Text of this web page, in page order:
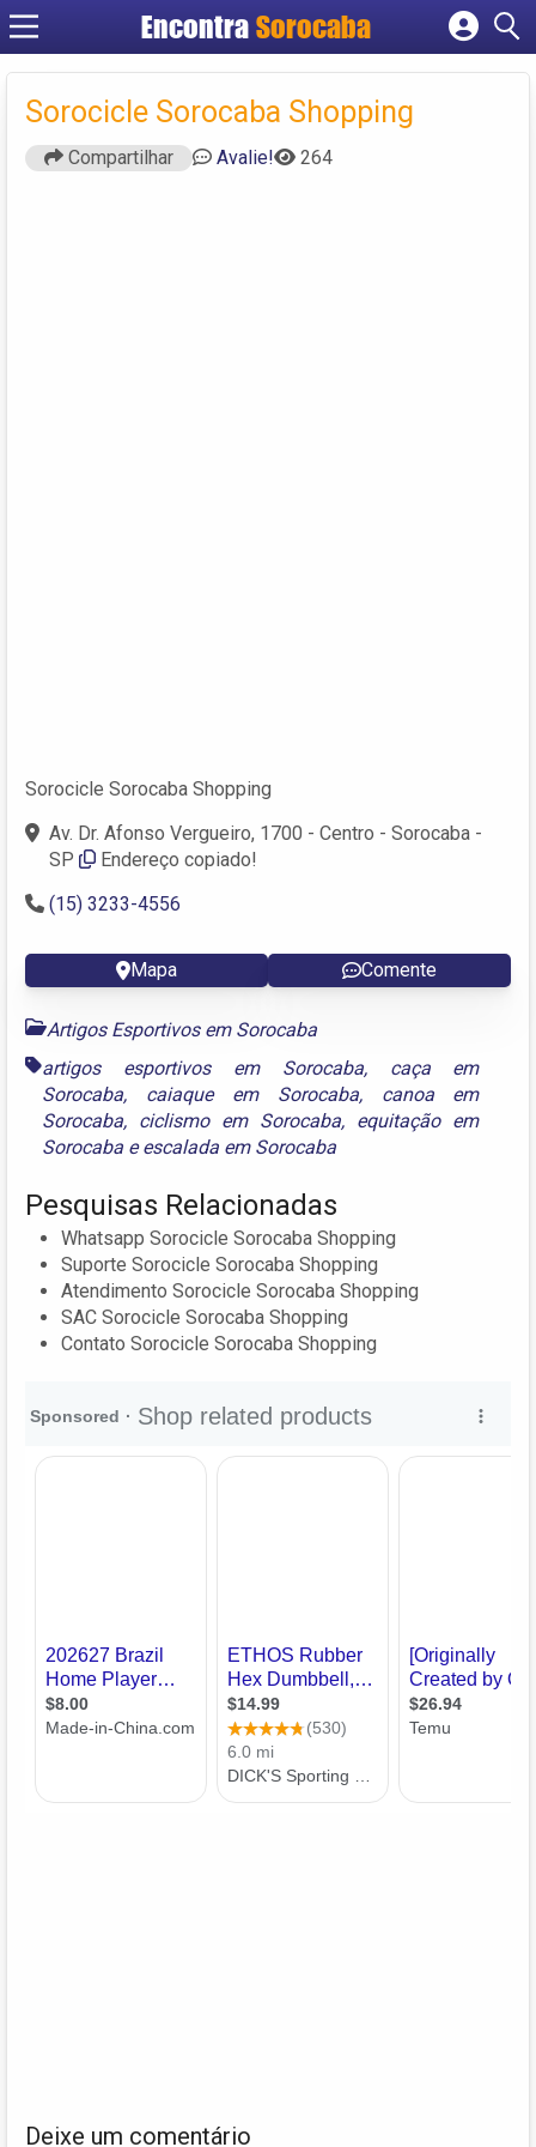
EncontraSorocaba
Cadastrar empresa
Criar conta
Sorocicle Sorocaba Shopping
Compartilhar Avalie! 264
Sorocicle Sorocaba Shopping
Av. Dr. Afonso Vergueiro, 1700 - Centro - Sorocaba -
SP
Endereço copiado!
(15) 3233-4556
Mapa Comente
Artigos Esportivos em Sorocaba
artigos esportivos em Sorocaba, caça em
Sorocaba, caiaque em Sorocaba, canoa em
Sorocaba, ciclismo em Sorocaba, equitação em
Sorocaba eescalada em Sorocaba
Pesquisas Relacionadas
Whatsapp Sorocicle Sorocaba Shopping
Suporte Sorocicle Sorocaba Shopping
Atendimento Sorocicle Sorocaba Shopping
SAC Sorocicle Sorocaba Shopping
Contato Sorocicle Sorocaba Shopping
Deixe um comentário